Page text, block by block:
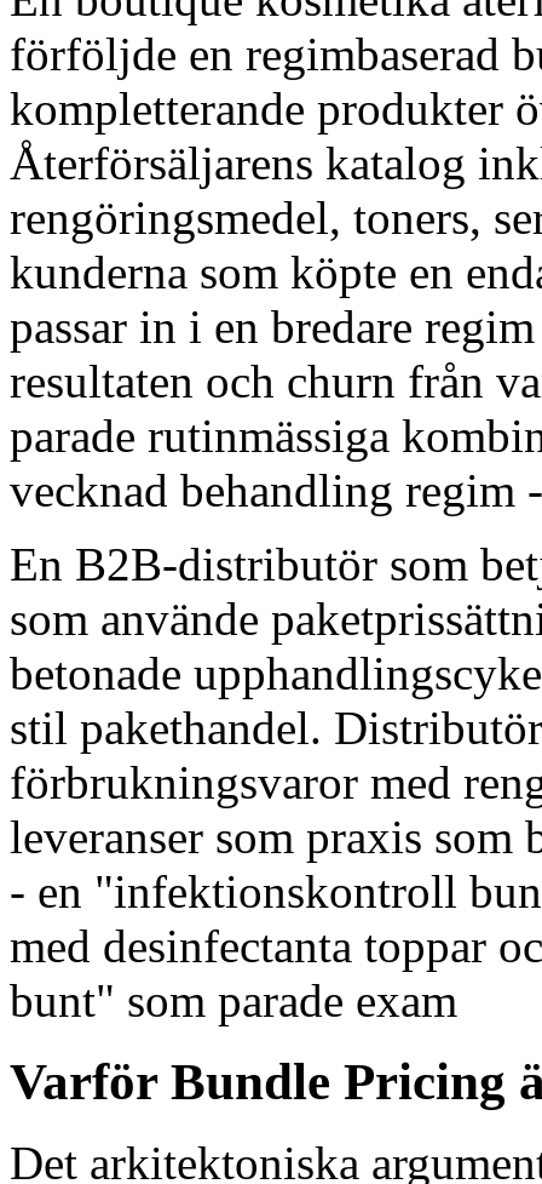
förföljde en regimbaserad
kompletterande produkter
Återförsäljarens katalog
rengöringsmedel, toners,
kunderna som köpte en
passar in i en bredare
resultaten och churn från
parade rutinmässiga
vecknad behandling regim -
En B2B-distributör som
som använde
betonade
stil pakethandel.
förbrukningsvaror med
leveranser som praxis som
- en "infektionskontroll
med desinfectanta toppar
bunt" som parade exam
Varför Bundle Pricing
Det arkitektoniska